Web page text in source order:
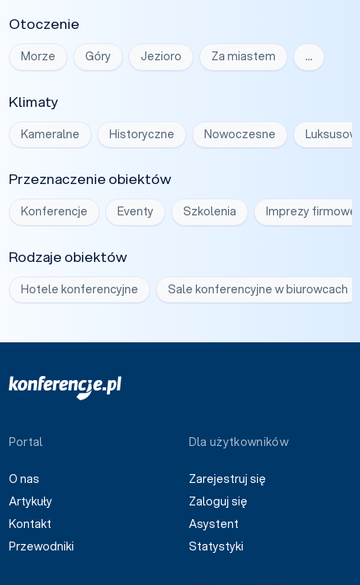
Otoczenie
Morze Góry Jezioro Za miastem …
Klimaty
Kameralne Historyczne Nowoczesne
Przeznaczenie obiektów
Konferencje Eventy Szkolenia Imprezy firmowe
Rodzaje obiektów
Hotele konferencyjne Sale konferencyjne w biurowcach
Portal
O nas
Artykuły
Kontakt
Przewodniki
Dla użytkowników
Zarejestruj się
Zaloguj się
Asystent
Statystyki